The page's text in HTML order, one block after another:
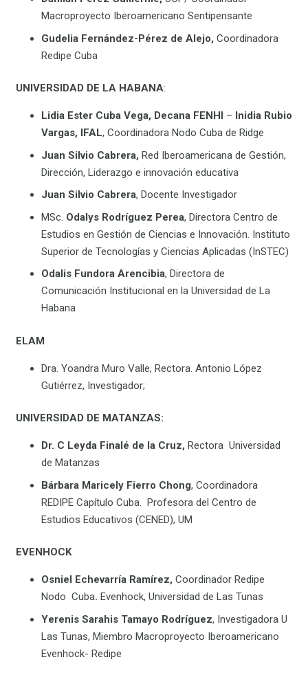
Macroproyecto Iberoamericano Sentipensante
Gudelia Fernández-Pérez de Alejo, Coordinadora
Redipe Cuba
UNIVERSIDAD DE LA HABANA:
Lidia Ester Cuba Vega, Decana FENHI – Inidia Rubio
Vargas, IFAL, Coordinadora Nodo Cuba de Ridge
Juan Silvio Cabrera, Red Iberoamericana de Gestión,
Dirección, Liderazgo e innovación educativa
Juan Silvio Cabrera, Docente Investigador
MSc. Odalys Rodríguez Perea, Directora Centro de
Estudios en Gestión de Ciencias e Innovación. Instituto
Superior de Tecnologías y Ciencias Aplicadas (InSTEC)
Odalis Fundora Arencibia, Directora de
Comunicación Institucional en la Universidad de La
Habana
ELAM
Dra. Yoandra Muro Valle, Rectora. Antonio López
Gutiérrez, Investigador;
UNIVERSIDAD DE MATANZAS:
Dr. C Leyda Finalé de la Cruz, Rectora Universidad
de Matanzas
Bárbara Maricely Fierro Chong, Coordinadora
REDIPE Capítulo Cuba. Profesora del Centro de
Estudios Educativos (CENED), UM
EVENHOCK
Osniel Echevarría Ramírez, Coordinador Redipe
Nodo Cuba. Evenhock, Universidad de Las Tunas
Yerenis Sarahis Tamayo Rodríguez, Investigadora U
Las Tunas, Miembro Macroproyecto Iberoamericano
Evenhock- Redipe